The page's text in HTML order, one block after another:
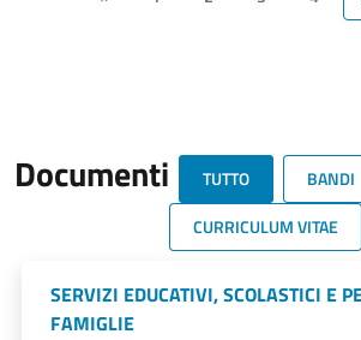
Documenti TUTTO
BANDI
CURRICULUM VITAE
SERVIZI EDUCATIVI, SCOLASTICI E
FAMIGLIE